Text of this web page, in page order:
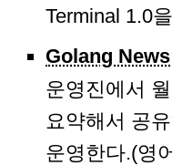
Terminal 1.0
Golang News
운영진에서
요약해서 공
운영한다.(영